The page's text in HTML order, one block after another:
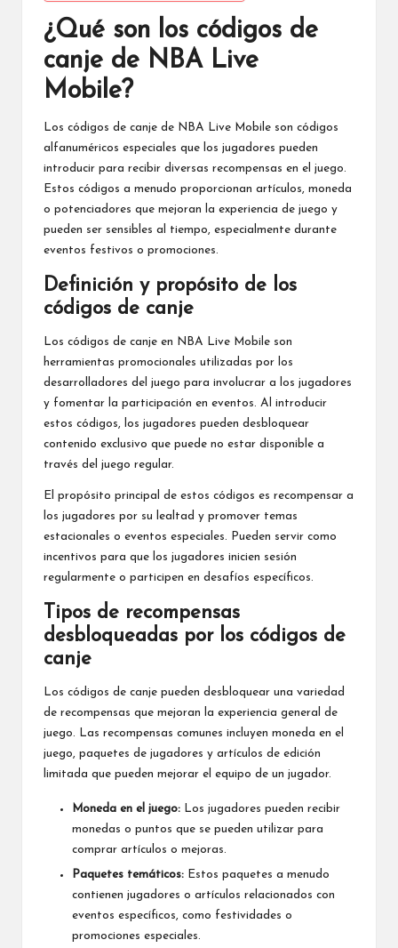
¿Qué son los códigos de
canje de NBA Live
Mobile?
Los códigos de canje de NBA Live Mobile son códigos
alfanuméricos especiales que los jugadores pueden
introducir para recibir diversas recompensas en el juego.
Estos códigos a menudo proporcionan artículos, moneda
o potenciadores que mejoran la experiencia de juego y
pueden ser sensibles al tiempo, especialmente durante
eventos festivos o promociones.
Definición y propósito de los
códigos de canje
Los códigos de canje en NBA Live Mobile son
herramientas promocionales utilizadas por los
desarrolladores del juego para involucrar a los jugadores
y fomentar la participación en eventos. Al introducir
estos códigos, los jugadores pueden desbloquear
contenido exclusivo que puede no estar disponible a
través del juego regular.
El propósito principal de estos códigos es recompensar a
los jugadores por su lealtad y promover temas
estacionales o eventos especiales. Pueden servir como
incentivos para que los jugadores inicien sesión
regularmente o participen en desafíos específicos.
Tipos de recompensas
desbloqueadas por los códigos de
canje
Los códigos de canje pueden desbloquear una variedad
de recompensas que mejoran la experiencia general de
juego. Las recompensas comunes incluyen moneda en el
juego, paquetes de jugadores y artículos de edición
limitada que pueden mejorar el equipo de un jugador.
Moneda en el juego: Los jugadores pueden recibir
monedas o puntos que se pueden utilizar para
comprar artículos o mejoras.
Paquetes temáticos: Estos paquetes a menudo
contienen jugadores o artículos relacionados con
eventos específicos, como festividades o
promociones especiales.